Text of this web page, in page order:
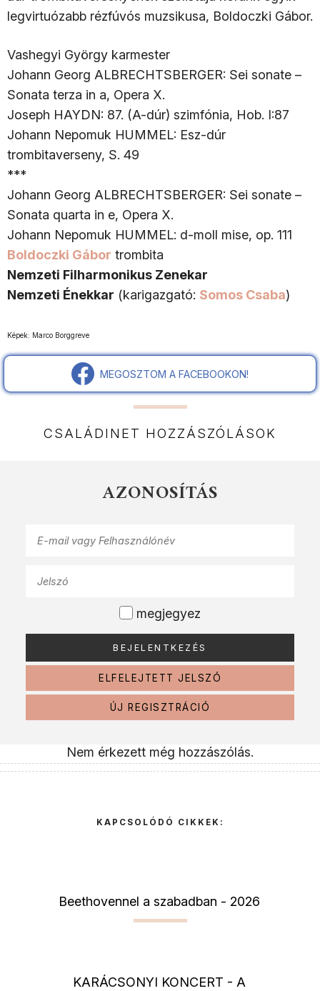
legvirtuózabb rézfúvós muzsikusa, Boldoczki Gábor.
Vashegyi György karmester
Johann Georg ALBRECHTSBERGER: Sei sonate –
Sonata terza in a, Opera X.
Joseph HAYDN: 87. (A-dúr) szimfónia, Hob. I:87
Johann Nepomuk HUMMEL: Esz-dúr
trombitaverseny, S. 49
***
Johann Georg ALBRECHTSBERGER: Sei sonate –
Sonata quarta in e, Opera X.
Johann Nepomuk HUMMEL: d-moll mise, op. 111
Boldoczki Gábor trombita
Nemzeti Filharmonikus Zenekar
Nemzeti Énekkar (karigazgató: Somos Csaba)
Képek: Marco Borggreve
MEGOSZTOM A FACEBOOKON!
CSALÁDINET HOZZÁSZÓLÁSOK
AZONOSÍTÁS
megjegyez
ELFELEJTETT JELSZÓ
ÚJ REGISZTRÁCIÓ
Nem érkezett még hozzászólás.
KAPCSOLÓDÓ CIKKEK:
Beethovennel a szabadban - 2026
KARÁCSONYI KONCERT - A